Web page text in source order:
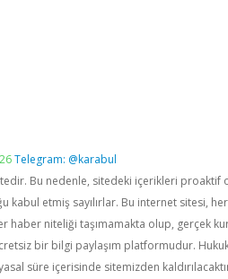
Telegram: @karabul
Bu nedenle, sitedeki içerikleri
kabul etmiş sayılırlar. Bu internet sitesi,
haber niteliği taşımamakta olup, gerçek
bir bilgi paylaşım platformudur.
süre içerisinde sitemizden